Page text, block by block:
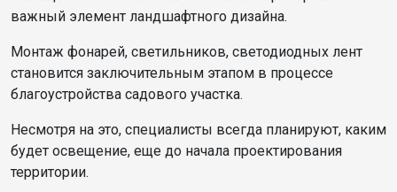
важный элемент ландшафтного дизайна.
Монтаж фонарей, светильников, светодиодных лент
становится заключительным этапом в процессе
благоустройства садового участка.
Несмотря на это, специалисты всегда планируют, каким
будет освещение, еще до начала проектирования
территории.